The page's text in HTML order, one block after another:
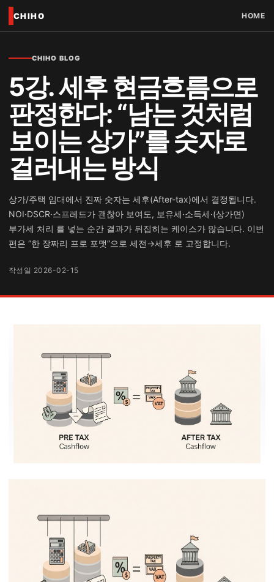
CHIHO HOME
CHIHO BLOG
5강. 세후 현금흐름으로
판정한다: “남는 것처럼
보이는 상가”를 숫자로
걸러내는 방식
상가/주택 임대에서 진짜 숫자는 세후(After-tax)에서 결정됩니다.
NOI·DSCR·스프레드가 괜찮아 보여도, 보유세·소득세·(상가면)
부가세 처리 를 넣는 순간 결과가 뒤집히는 케이스가 많습니다. 이번
편은 “한 장짜리 프로 포맷”으로 세전→세후 로 고정합니다.
작성일 2026-02-15